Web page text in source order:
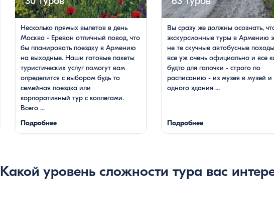
Несколько прямых вылетов в день
Москва - Ереван отличный повод, что
бы планировать поездку в Армению
на выходные. Наши готовые пакеты
туристических услуг помогут вам
определится с выбором будь то
семейная поездка или
корпоративный тур с коллегами.
Всего ...
Подробнее
Вы сразу же должны осознать,
экскурсионные туры в Армению
не те скучные автобусные
все уж очень официально и все
будто для галочки - строго по
расписанию - из музея в музей и
одного здания ...
Подробнее
Какой уровень сложности тура вас